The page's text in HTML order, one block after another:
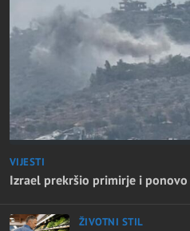
VIJESTI
Izrael prekršio primirje i
ŽIVOTNI STIL